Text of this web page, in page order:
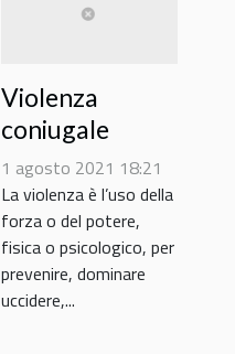
Violenza
coniugale
1 agosto 2021 18:21
La violenza è l’uso della
forza o del potere,
fisica o psicologico, per
prevenire, dominare
uccidere,...